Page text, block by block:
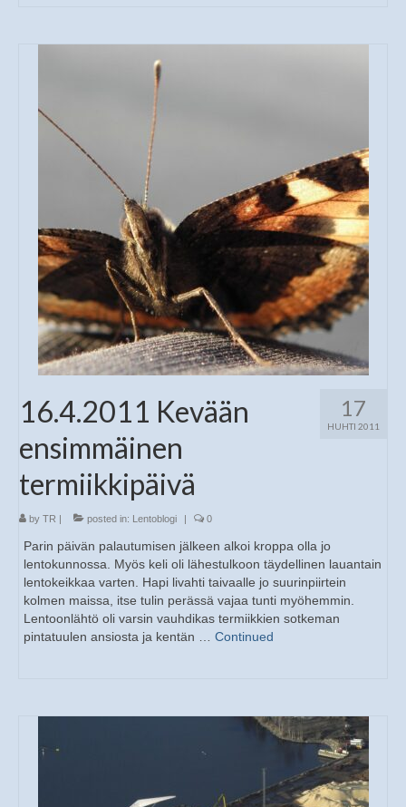
17
HUHTI 2011
16.4.2011 Kevään
ensimmäinen
termiikkipäivä
by TR | posted in: Lentoblogi | 0
Parin päivän palautumisen jälkeen alkoi kroppa olla jo
lentokunnossa. Myös keli oli lähestulkoon täydellinen lauantain
lentokeikkaa varten. Hapi livahti taivaalle jo suurinpiirtein
kolmen maissa, itse tulin perässä vajaa tunti myöhemmin.
Lentoonlähtö oli varsin vauhdikas termiikkien sotkeman
pintatuulen ansiosta ja kentän … Continued